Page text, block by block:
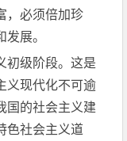
，必须倍加珍
展。
初级阶段。这是
义现代化不可逾
国的社会主义建
色社会主义道